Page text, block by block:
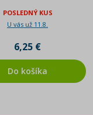
POSLEDNÝ KUS
U vás už 11.8.
6,25 €
Do košíka